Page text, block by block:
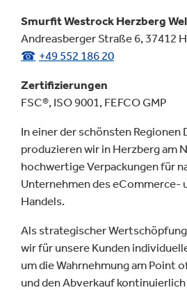
Smurfit Westrock Herzberg
Andreasberger Straße 6, 37412
+49 552 186 20
Zertifizierungen
FSC®, ISO 9001, FEFCO GMP
In einer der schönsten Regionen
produzieren wir in Herzberg am
hochwertige Verpackungen für
Unternehmen des eCommerce-
Handels.
Als strategischer
wir für unsere Kunden
um die Wahrnehmung am Point
und den Abverkauf